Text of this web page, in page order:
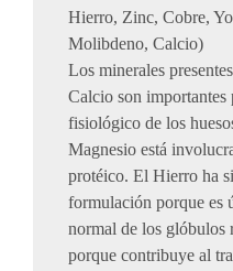
Hierro, Zinc, Cobre,
Molibdeno, Calcio)
Los minerales
Calcio son importantes
fisiológico de los
Magnesio está
protéico. El Hierro ha
formulación porque es
normal de los glóbulos
porque contribuye al